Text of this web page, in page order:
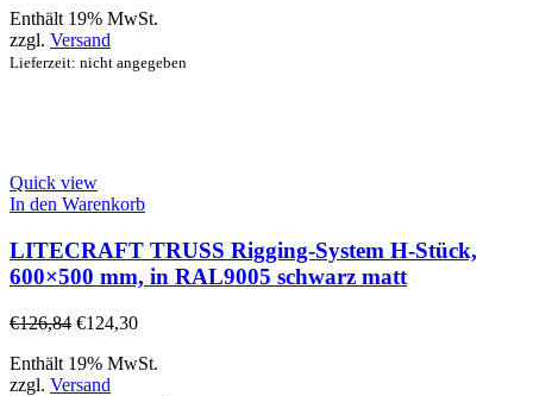
Enthält 19% MwSt.
zzgl. Versand
Lieferzeit: nicht angegeben
Quick view
In den Warenkorb
LITECRAFT TRUSS Rigging-System H-Stück,
600×500 mm, in RAL9005 schwarz matt
€126,84 €124,30
Enthält 19% MwSt.
zzgl. Versand